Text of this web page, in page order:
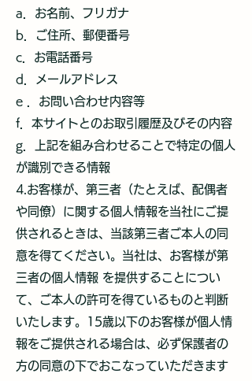
a．お名前、フリガナ
b．ご住所、郵便番号
c．お電話番号
d．メールアドレス
e ．お問い合わせ内容等
f．本サイトとのお取引履歴及びその内容
g．上記を組み合わせることで特定の個人
が識別できる情報
4.お客様が、第三者（たとえば、配偶者
や同僚）に関する個人情報を当社にご提
供されるときは、当該第三者ご本人の同
意を得てください。当社は、お客様が第
三者の個人情報 を提供することについ
て、ご本人の許可を得ているものと判断
いたします。15歳以下のお客様が個人情
報をご提供される場合は、必ず保護者の
方の同意の下でおこなっていただきます